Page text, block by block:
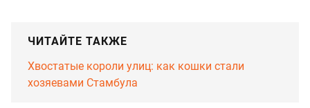
ЧИТАЙТЕ ТАКЖЕ
Хвостатые короли улиц: как кошки стали
хозяевами Стамбула